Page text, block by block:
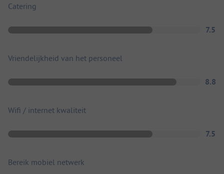
Catering
7.5
Vriendelijkheid van het personeel
8.8
Wifi / internet kwaliteit
7.5
Bereik mobiel netwerk